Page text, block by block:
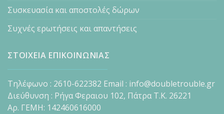
Συσκευασία και αποστολές δώρων
Συχνές ερωτήσεις και απαντήσεις
ΣΤΟΙΧΕΙΑ ΕΠΙΚΟΙΝΩΝΙΑΣ
Τηλέφωνο : 2610-622382 Email : info@doubletrouble.gr
Διεύθυνση : Ρήγα Φεραιου 102, Πάτρα Τ.Κ. 26221
Αρ. ΓΕΜΗ: 142460616000